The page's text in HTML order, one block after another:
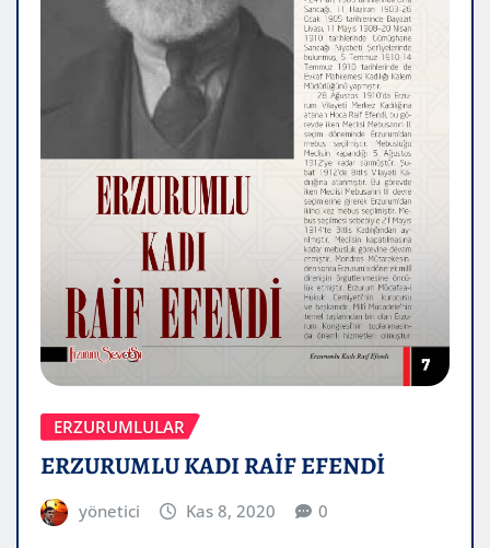
ERZURUMLULAR
ERZURUMLU KADI RAİF EFENDİ
yönetici Kas 8, 2020 0